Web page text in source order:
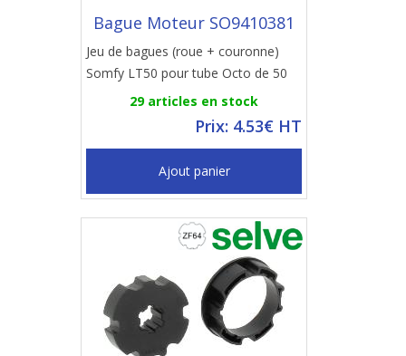
Bague Moteur SO9410381
Jeu de bagues (roue + couronne)
Somfy LT50 pour tube Octo de 50
29 articles en stock
Prix: 4.53€ HT
Ajout panier